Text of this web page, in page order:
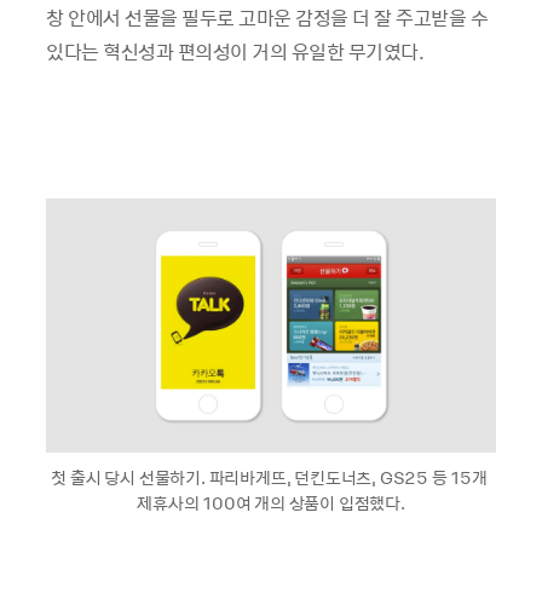
창 안에서 선물을 필두로 고마운 감정을 더 잘 주고받을 수
있다는 혁신성과 편의성이 거의 유일한 무기였다.
첫 출시 당시 선물하기. 파리바게뜨, 던킨도너츠, GS25 등 15개
제휴사의 100여 개의 상품이 입점했다.